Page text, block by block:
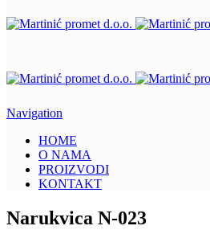
Navigation
HOME
O NAMA
PROIZVODI
KONTAKT
Narukvica N-023